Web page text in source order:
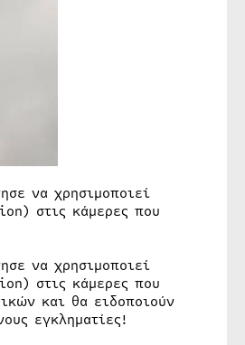
να χρησιμοποιεί
στις κάμερες που
να χρησιμοποιεί
στις κάμερες που
και θα ειδοποιούν
εγκληματίες!